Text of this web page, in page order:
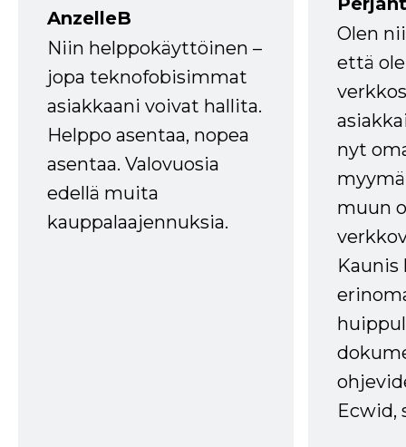
AnzelleB
Niin helppokäyttöinen –
jopa teknofobisimmat
asiakkaani voivat hallita.
Helppo asentaa, nopea
asentaa. Valovuosia
edellä muita
kauppalaajennuksia.
Olen
että
nyt
muun
Kaunis
Ecwid,